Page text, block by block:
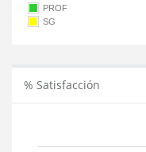
PROF
SG
% Satisfacción